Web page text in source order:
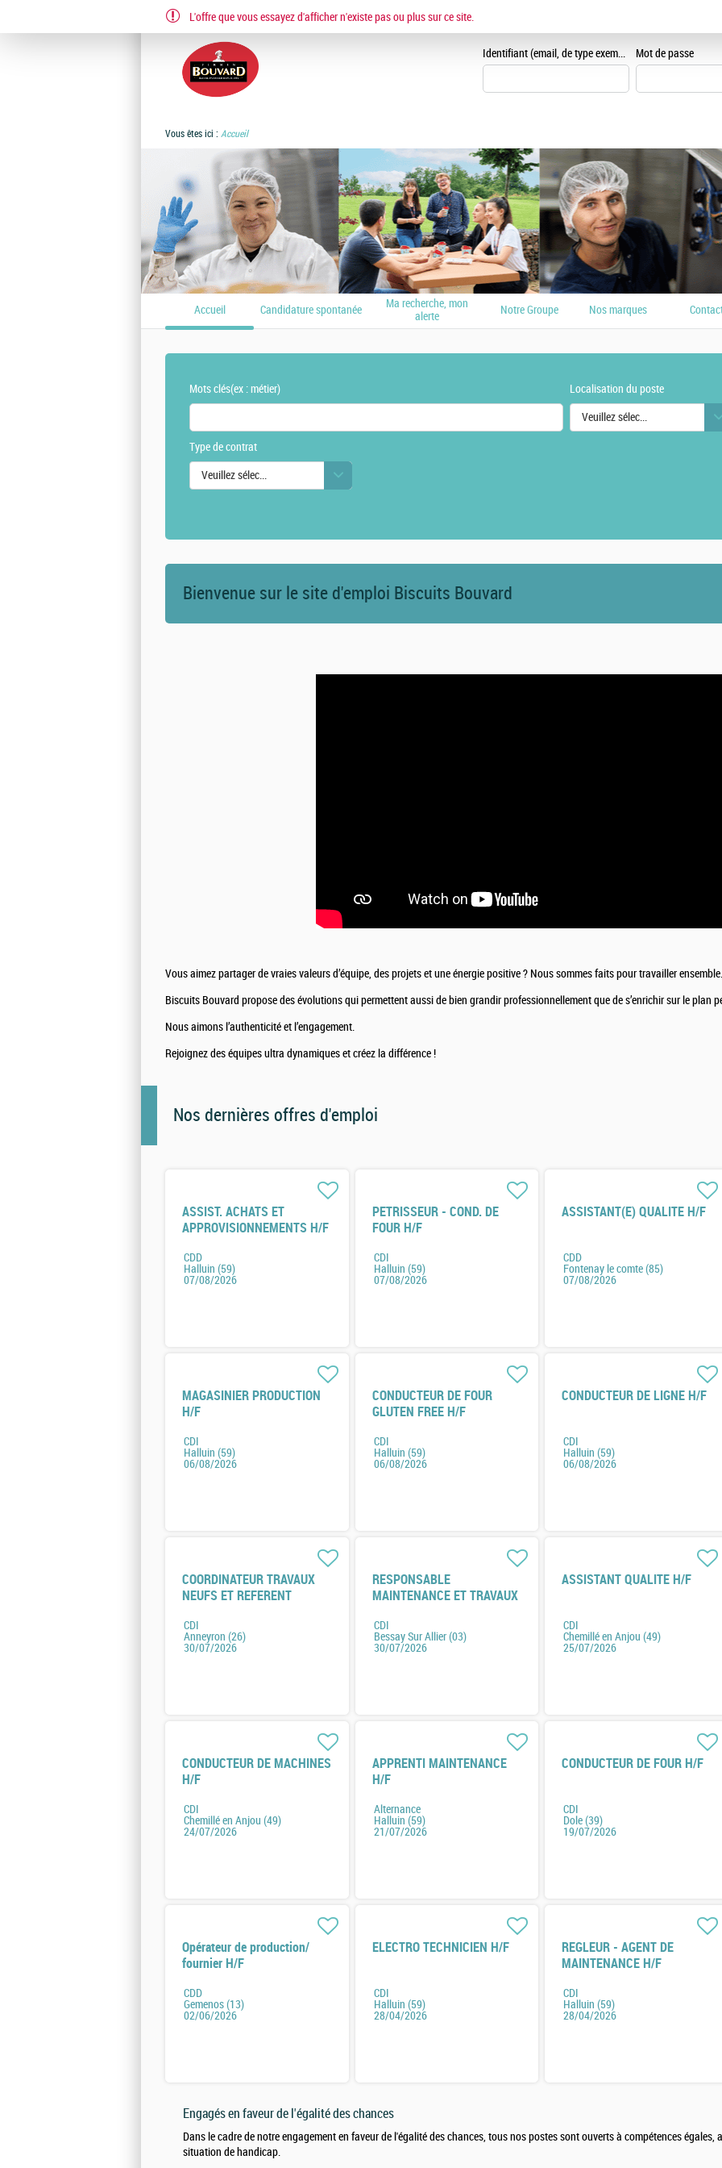
EN FR
Identifiant (email, de type exemple@exemple.fr) Mot de passe
Vous êtes ici : Accueil
Accueil Candidature spontanée
Ma recherche, mon
alerte
Notre Groupe Nos marques
Mots clés(ex : métier) Localisation du poste
Veuillez sélectionner une ou des
Type de contrat
Veuillez sélectionner une ou des valeurs
L'offre que vous essayez d'afficher n'existe pas ou plus sur ce site.
Bienvenue sur le site d'emploi Biscuits Bouvard
Vous aimez partager de vraies valeurs d’équipe, des projets et une énergie positive ? Nous sommes faits pour travailler ensemble.
Biscuits Bouvard propose des évolutions qui permettent aussi de bien grandir professionnellement que de s’enrichir sur le plan
Nous aimons l’authenticité et l’engagement.
Rejoignez des équipes ultra dynamiques et créez la différence !
Nos dernières offres d'emploi
ASSIST. ACHATS ET
APPROVISIONNEMENTS H/F
CDD
Halluin (59)
07/08/2026
PETRISSEUR - COND. DE
FOUR H/F
CDI
Halluin (59)
07/08/2026
ASSISTANT(E) QUALITE H/F
CDD
Fontenay le comte (85)
07/08/2026
MAGASINIER PRODUCTION
H/F
CDI
Halluin (59)
06/08/2026
CONDUCTEUR DE FOUR
GLUTEN FREE H/F
CDI
Halluin (59)
06/08/2026
CONDUCTEUR DE LIGNE H/F
CDI
Halluin (59)
06/08/2026
COORDINATEUR TRAVAUX
NEUFS ET REFERENT
CDI
Anneyron (26)
30/07/2026
RESPONSABLE
MAINTENANCE ET TRAVAUX
CDI
Bessay Sur Allier (03)
30/07/2026
ASSISTANT QUALITE H/F
CDI
Chemillé en Anjou (49)
25/07/2026
CONDUCTEUR DE MACHINES
H/F
CDI
Chemillé en Anjou (49)
24/07/2026
APPRENTI MAINTENANCE
H/F
Alternance
Halluin (59)
21/07/2026
CONDUCTEUR DE FOUR H/F
CDI
Dole (39)
19/07/2026
Opérateur de production/
fournier H/F
CDD
Gemenos (13)
02/06/2026
ELECTRO TECHNICIEN H/F
CDI
Halluin (59)
28/04/2026
REGLEUR - AGENT DE
MAINTENANCE H/F
CDI
Halluin (59)
28/04/2026
Engagés en faveur de l'égalité des chances
Dans le cadre de notre engagement en faveur de l'égalité des chances, tous nos postes sont ouverts à compétences égales,
situation de handicap.